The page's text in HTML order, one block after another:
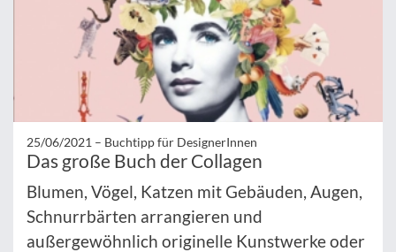
25/06/2021 – Buchtipp für DesignerInnen
Das große Buch der Collagen
Blumen, Vögel, Katzen mit Gebäuden, Augen,
Schnurrbärten arrangieren und
außergewöhnlich originelle Kunstwerke oder